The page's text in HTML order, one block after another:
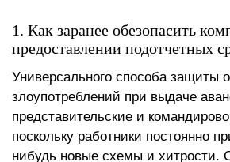
1. Как заранее обезопасить
предоставлении подотчетных
Универсального способа защиты
злоупотреблений при выдаче
представительские и
поскольку работники постоянно
нибудь новые схемы и хитрости.